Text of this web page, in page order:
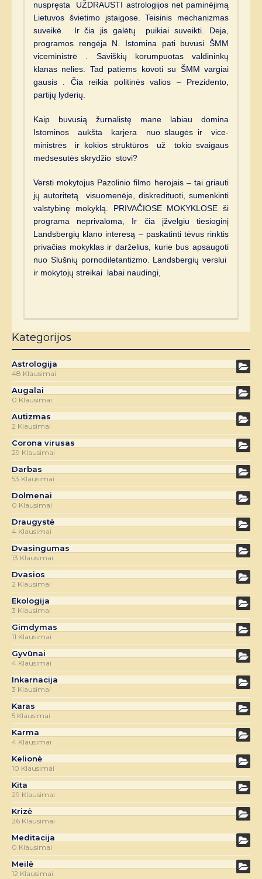
nuspręsta UŽDRAUSTI astrologijos net paminėjimą
Lietuvos švietimo įstaigose. Teisinis mechanizmas
suveikė. Ir čia jis galėtų puikiai suveikti. Deja,
programos rengėja N. Istomina pati buvusi ŠMM
viceministrė . Saviškių korumpuotas valdininkų
klanas nelies. Tad patiems kovoti su ŠMM vargiai
gausis . Čia reikia politinės valios – Prezidento,
partijų lyderių.
Kaip buvusią žurnalistę mane labiau domina
Istominos aukšta karjera nuo slaugės ir vice-
ministrės ir kokios struktūros už tokio svaigaus
medsesutės skrydžio stovi?
Versti mokytojus Pazolinio filmo herojais – tai griauti
jų autoritetą visuomenėje, diskredituoti, sumenkinti
valstybinę mokyklą. PRIVAČIOSE MOKYKLOSE ši
programa neprivaloma, Ir čia įžvelgiu tiesioginį
Landsbergių klano interesą – paskatinti tėvus rinktis
privačias mokyklas ir darželius, kurie bus apsaugoti
nuo Slušnių pornodiletantizmo. Landsbergių verslui
ir mokytojų streikai labai naudingi,
Kategorijos
Astrologija
48 Klausimai
Augalai
0 Klausimai
Autizmas
2 Klausimai
Corona virusas
29 Klausimai
Darbas
53 Klausimai
Dolmenai
0 Klausimai
Draugystė
4 Klausimai
Dvasingumas
13 Klausimai
Dvasios
2 Klausimai
Ekologija
3 Klausimai
Gimdymas
11 Klausimai
Gyvūnai
4 Klausimai
Inkarnacija
3 Klausimai
Karas
5 Klausimai
Karma
4 Klausimai
Kelionė
10 Klausimai
Kita
29 Klausimai
Krizė
26 Klausimai
Meditacija
0 Klausimai
Meilė
12 Klausimai